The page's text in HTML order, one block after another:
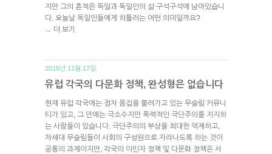
지만 그의 흔적은 독일과 독일인의 삶 구석구석에 남아있습니
다. 오늘날 독일인들에게 히틀러는 어떤 의미일까요?
→ 더 보기
2015년 11월 17일.
유럽 각국의 다문화 정책, 완성형은 없습니다
현재 유럽 각국에는 점차 몸집을 불려가고 있는 무슬림 커뮤니
티가 있고, 그 안에는 극소수지만 폭력적인 극단주의를 지지하
는 사람들이 있습니다. 극단주의의 부상을 최대한 억제하고,
차세대 무슬림들이 사회의 구성원으로 자라나도록 하는 것이
공통의 과제이지만, 각국의 이민자 정책 및 다문화 정책은 서